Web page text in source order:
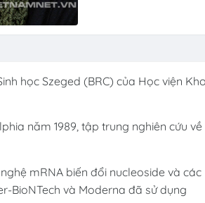
học Szeged (BRC) của Học viện
năm 1989, tập trung nghiên cứu về
mRNA biến đổi nucleoside và các
BioNTech và Moderna đã sử dụng